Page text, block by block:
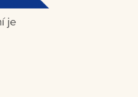
je